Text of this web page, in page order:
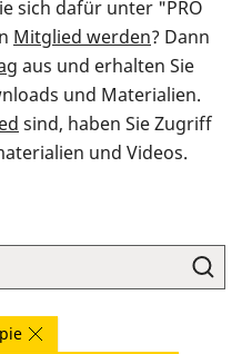
sich dafür unter "PRO
Mitglied werden? Dann
aus und erhalten Sie
und Materialien.
sind, haben Sie Zugriff
und Videos.